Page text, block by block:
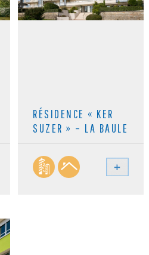
RÉSIDENCE « KER
SUZER » – LA BAULE